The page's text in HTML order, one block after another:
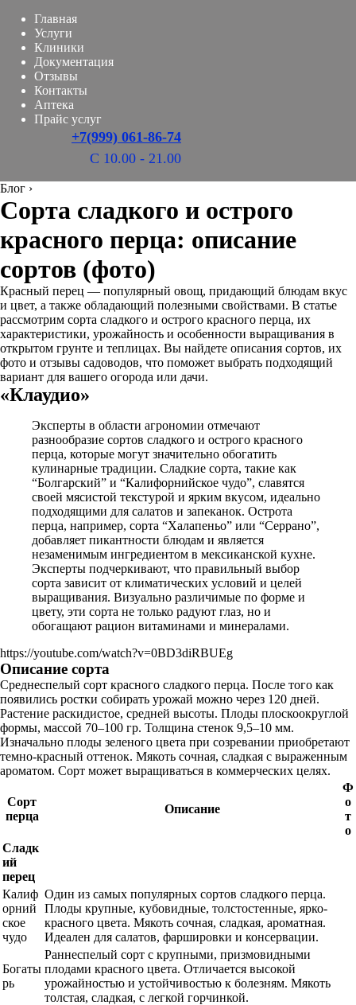
Главная
Услуги
Клиники
Документация
Отзывы
Контакты
Аптека
Прайс услуг
+7(999) 061-86-74
С 10.00 - 21.00
Блог ›
Сорта сладкого и острого
красного перца: описание
сортов (фото)
Красный перец — популярный овощ, придающий блюдам вкус
и цвет, а также обладающий полезными свойствами. В статье
рассмотрим сорта сладкого и острого красного перца, их
характеристики, урожайность и особенности выращивания в
открытом грунте и теплицах. Вы найдете описания сортов, их
фото и отзывы садоводов, что поможет выбрать подходящий
вариант для вашего огорода или дачи.
«Клаудио»
Эксперты в области агрономии отмечают
разнообразие сортов сладкого и острого красного
перца, которые могут значительно обогатить
кулинарные традиции. Сладкие сорта, такие как
“Болгарский” и “Калифорнийское чудо”, славятся
своей мясистой текстурой и ярким вкусом, идеально
подходящими для салатов и запеканок. Острота
перца, например, сорта “Халапеньо” или “Серрано”,
добавляет пикантности блюдам и является
незаменимым ингредиентом в мексиканской кухне.
Эксперты подчеркивают, что правильный выбор
сорта зависит от климатических условий и целей
выращивания. Визуально различимые по форме и
цвету, эти сорта не только радуют глаз, но и
обогащают рацион витаминами и минералами.
https://youtube.com/watch?v=0BD3diRBUEg
Описание сорта
Среднеспелый сорт красного сладкого перца. После того как
появились ростки собирать урожай можно через 120 дней.
Растение раскидистое, средней высоты. Плоды плоскоокруглой
формы, массой 70–100 гр. Толщина стенок 9,5–10 мм.
Изначально плоды зеленого цвета при созревании приобретают
темно-красный оттенок. Мякоть сочная, сладкая с выраженным
ароматом. Сорт может выращиваться в коммерческих целях.
Сорт
перца
Описание
Ф
о
т
о
Сладк
ий
перец
Калиф
орний
ское
чудо
Один из самых популярных сортов сладкого перца.
Плоды крупные, кубовидные, толстостенные, ярко-
красного цвета. Мякоть сочная, сладкая, ароматная.
Идеален для салатов, фаршировки и консервации.
Богаты
рь
Раннеспелый сорт с крупными, призмовидными
плодами красного цвета. Отличается высокой
урожайностью и устойчивостью к болезням. Мякоть
толстая, сладкая, с легкой горчинкой.